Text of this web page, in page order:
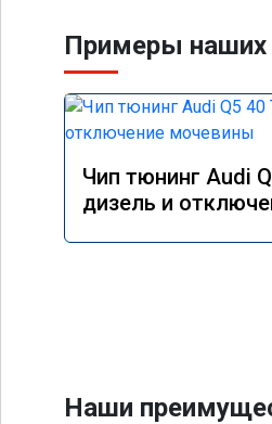
Примеры наших
Чип тюнинг Audi
дизель и
Наши